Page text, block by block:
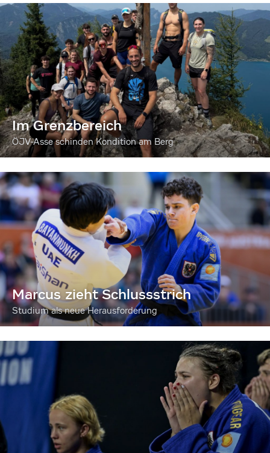
Im Grenzbereich
ÖJV-Asse schinden Kondition am Berg
Marcus zieht Schlussstrich
Studium als neue Herausforderung